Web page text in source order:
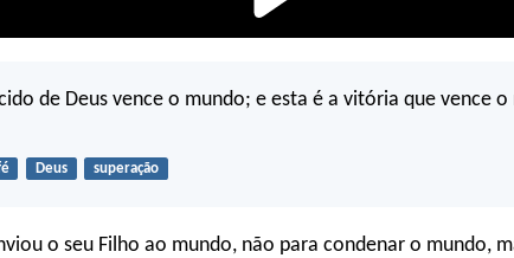
de Deus vence o mundo; e esta é a vitória que vence o
Deus superação
o seu Filho ao mundo, não para condenar o mundo,